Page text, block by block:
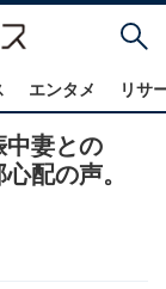
エンタメ リサ
中妻との
配の声。